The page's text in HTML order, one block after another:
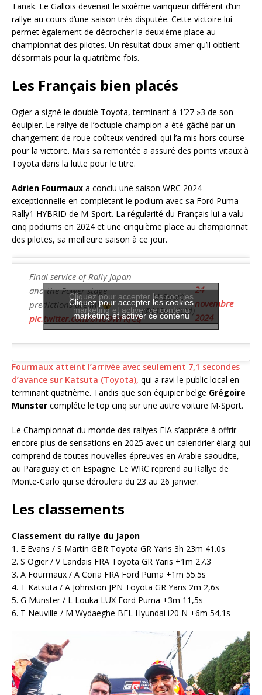
Tänak. Le Gallois devenait le sixième vainqueur différent d’un
rallye au cours d’une saison très disputée. Cette victoire lui
permet également de décrocher la deuxième place au
championnat des pilotes. Un résultat doux-amer qu’il obtient
désormais pour la quatrième fois.
Les Français bien placés
Ogier a signé le doublé Toyota, terminant à 1’27 »3 de son
équipier. Le rallye de l’octuple champion a été gâché par un
changement de roue coûteux vendredi qui l’a mis hors course
pour la victoire. Mais sa remontée a assuré des points vitaux à
Toyota dans la lutte pour le titre.
Adrien Fourmaux a conclu une saison WRC 2024
exceptionnelle en complétant le podium avec sa Ford Puma
Rally1 HYBRID de M-Sport. La régularité du Français lui a valu
cinq podiums en 2024 et une cinquième place au championnat
des pilotes, sa meilleure saison à ce jour.
Final service of Rally Japan
and the Power stage
predictions are in!
pic.twitter.com/bHU9WFKfCq
— M-Sport
(@MSportLtd)
24
novembre
2024
Cliquez pour accepter les cookies
marketing et activer ce contenu
Cliquez pour accepter les cookies
marketing et activer ce contenu
Fourmaux atteint l’arrivée avec seulement 7,1 secondes
d’avance sur Katsuta (Toyota), qui a ravi le public local en
terminant quatrième. Tandis que son équipier belge Grégoire
Munster compléte le top cinq sur une autre voiture M-Sport.
Le Championnat du monde des rallyes FIA s’apprête à offrir
encore plus de sensations en 2025 avec un calendrier élargi qui
comprend de toutes nouvelles épreuves en Arabie saoudite,
au Paraguay et en Espagne. Le WRC reprend au Rallye de
Monte-Carlo qui se déroulera du 23 au 26 janvier.
Les classements
Classement du rallye du Japon
1. E Evans / S Martin GBR Toyota GR Yaris 3h 23m 41.0s
2. S Ogier / V Landais FRA Toyota GR Yaris +1m 27.3
3. A Fourmaux / A Coria FRA Ford Puma +1m 55.5s
4. T Katsuta / A Johnston JPN Toyota GR Yaris 2m 2,6s
5. G Munster / L Louka LUX Ford Puma +3m 11,5s
6. T Neuville / M Wydaeghe BEL Hyundai i20 N +6m 54,1s